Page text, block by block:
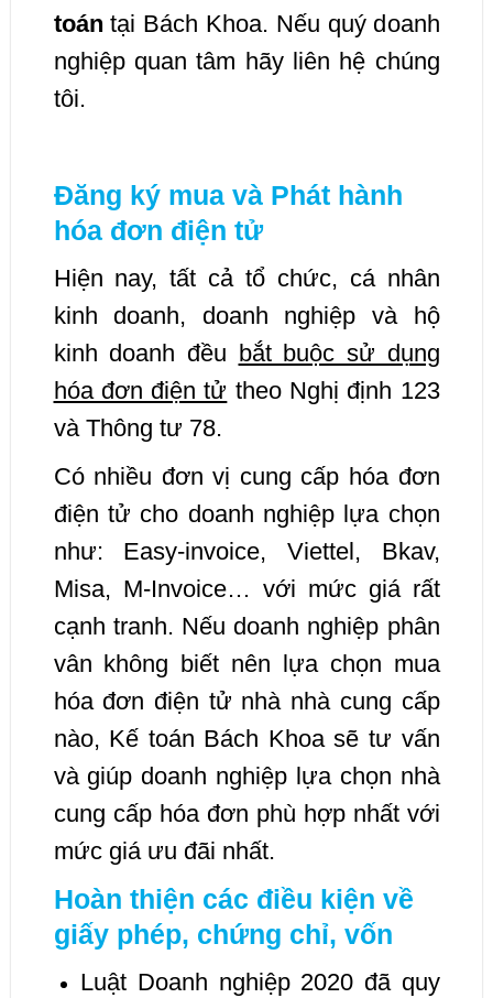
toán tại Bách Khoa. Nếu quý doanh
nghiệp quan tâm hãy liên hệ chúng
tôi.
Đăng ký mua và Phát hành
hóa đơn điện tử
Hiện nay, tất cả tổ chức, cá nhân
kinh doanh, doanh nghiệp và hộ
kinh doanh đều bắt buộc sử dụng
hóa đơn điện tử theo Nghị định 123
và Thông tư 78.
Có nhiều đơn vị cung cấp hóa đơn
điện tử cho doanh nghiệp lựa chọn
như: Easy-invoice, Viettel, Bkav,
Misa, M-Invoice… với mức giá rất
cạnh tranh. Nếu doanh nghiệp phân
vân không biết nên lựa chọn mua
hóa đơn điện tử nhà nhà cung cấp
nào, Kế toán Bách Khoa sẽ tư vấn
và giúp doanh nghiệp lựa chọn nhà
cung cấp hóa đơn phù hợp nhất với
mức giá ưu đãi nhất.
Hoàn thiện các điều kiện về
giấy phép, chứng chỉ, vốn
Luật Doanh nghiệp 2020 đã quy